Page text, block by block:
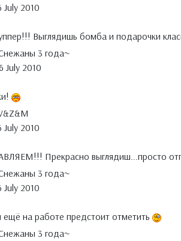
July 2010
Выглядишь бомба и подарочки
3 года~
July 2010
July 2010
Прекрасно выглядиш...просто
3 года~
July 2010
ещё на работе предстоит отметить
3 года~